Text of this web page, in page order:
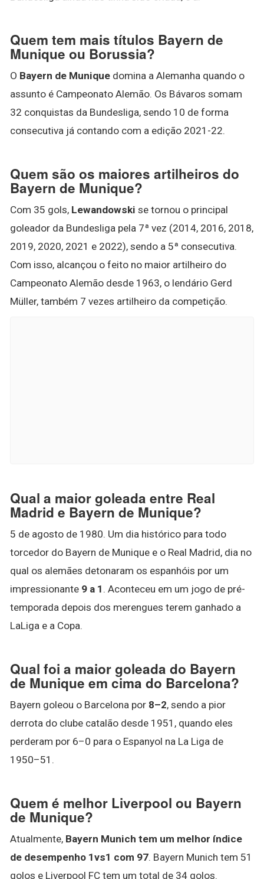
Quem tem mais títulos Bayern de
Munique ou Borussia?
O Bayern de Munique domina a Alemanha quando o
assunto é Campeonato Alemão. Os Bávaros somam
32 conquistas da Bundesliga, sendo 10 de forma
consecutiva já contando com a edição 2021-22.
Quem são os maiores artilheiros do
Bayern de Munique?
Com 35 gols, Lewandowski se tornou o principal
goleador da Bundesliga pela 7ª vez (2014, 2016, 2018,
2019, 2020, 2021 e 2022), sendo a 5ª consecutiva.
Com isso, alcançou o feito no maior artilheiro do
Campeonato Alemão desde 1963, o lendário Gerd
Müller, também 7 vezes artilheiro da competição.
Qual a maior goleada entre Real
Madrid e Bayern de Munique?
5 de agosto de 1980. Um dia histórico para todo
torcedor do Bayern de Munique e o Real Madrid, dia no
qual os alemães detonaram os espanhóis por um
impressionante 9 a 1 . Aconteceu em um jogo de pré-
temporada depois dos merengues terem ganhado a
LaLiga e a Copa.
Qual foi a maior goleada do Bayern
de Munique em cima do Barcelona?
Bayern goleou o Barcelona por 8–2, sendo a pior
derrota do clube catalão desde 1951, quando eles
perderam por 6–0 para o Espanyol na La Liga de
1950–51.
Quem é melhor Liverpool ou Bayern
de Munique?
Atualmente, Bayern Munich tem um melhor índice
de desempenho 1vs1 com 97. Bayern Munich tem 51
golos e Liverpool FC tem um total de 34 golos.